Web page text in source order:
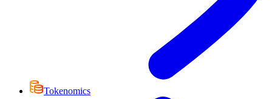
Tokenomics